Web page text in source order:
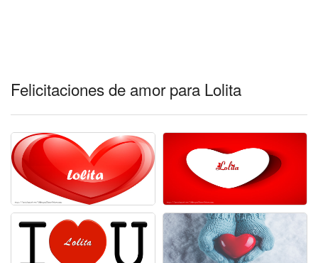
Felicitaciones de amor para Lolita